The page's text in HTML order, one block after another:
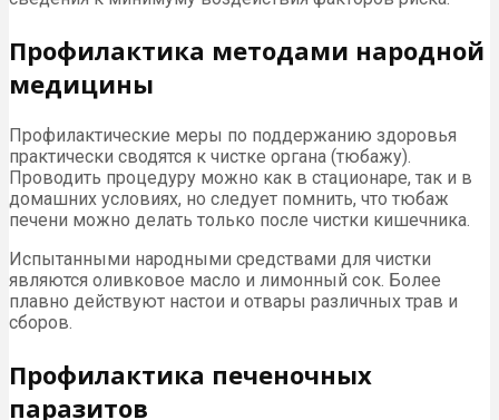
Профилактика методами народной
медицины
Профилактические меры по поддержанию здоровья
практически сводятся к чистке органа (тюбажу).
Проводить процедуру можно как в стационаре, так и в
домашних условиях, но следует помнить, что тюбаж
печени можно делать только после чистки кишечника.
Испытанными народными средствами для чистки
являются оливковое масло и лимонный сок. Более
плавно действуют настои и отвары различных трав и
сборов.
Профилактика печеночных
паразитов